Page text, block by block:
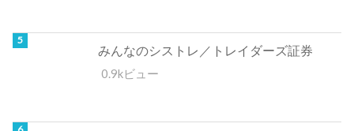
みんなのシストレ／トレイダーズ証券
0.9kビュー